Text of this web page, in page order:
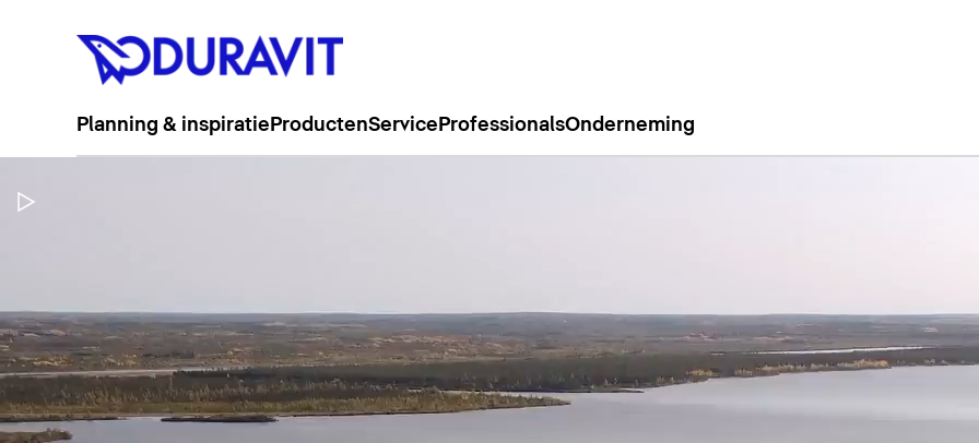
Planning & inspiratie ProductenService ProfessionalsOnderneming
Video pauzeren